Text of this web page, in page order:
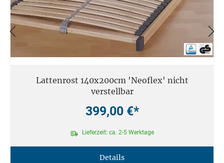
Lattenrost 140x200cm 'Neoflex' nicht
verstellbar
399,00 €*
Lieferzeit: ca. 2-5 Werktage
Details